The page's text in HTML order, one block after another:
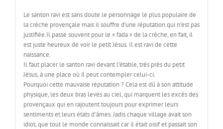
Le santon ravi est sans doute le personnage le plus populaire de
la crèche provençale mais il souffre d’une réputation qui n’est pas
justifiée.Il passe souvent pour le « fada » de la crèche, en fait, il
est juste heureux de voir le petit Jésus. Il est ravi de cette
naissance.
Il faut placer le santon ravi devant l’étable, très près du petit
Jésus, à une place où il peut contempler celui-ci.
Pourquoi cette mauvaise réputation ? Cela est dû à son attitude
physique, les deux bras levés au ciel, qui marquent les excès des
provençaux qui en rajoutent toujours pour exprimer leurs
sentiments et leurs états d’âmes. Jadis chaque village avait son
idiot, que tout le monde connaissait car il était oisif et passait son